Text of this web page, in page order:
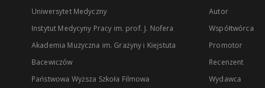
Uniwersytet Medyczny
Instytut Medycyny Pracy im. prof. J. Nofera
Akademia Muzyczna im. Grażyny i Kiejstuta
Bacewiczów
Państwowa Wyższa Szkoła Filmowa
Autor
Współtwórca
Promotor
Recenzent
Wydawca